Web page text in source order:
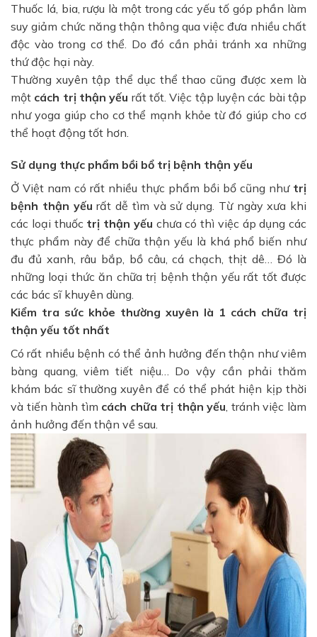
Thuốc lá, bia, rượu là một trong các yếu tố góp phần làm
suy giảm chức năng thận thông qua việc đưa nhiều chất
độc vào trong cơ thể. Do đó cần phải tránh xa những
thứ độc hại này.
Thường xuyên tập thể dục thể thao cũng được xem là
một cách trị thận yếu rất tốt. Việc tập luyện các bài tập
như yoga giúp cho cơ thể mạnh khỏe từ đó giúp cho cơ
thể hoạt động tốt hơn.
Sử dụng thực phẩm bồi bổ trị bệnh thận yếu
Ở Việt nam có rất nhiều thực phẩm bồi bổ cũng như trị
bệnh thận yếu rất dễ tìm và sử dụng. Từ ngày xưa khi
các loại thuốc trị thận yếu chưa có thì việc áp dụng các
thực phẩm này để chữa thận yếu là khá phổ biến như
đu đủ xanh, râu bắp, bồ câu, cá chạch, thịt dê… Đó là
những loại thức ăn chữa trị bệnh thận yếu rất tốt được
các bác sĩ khuyên dùng.
Kiểm tra sức khỏe thường xuyên là 1 cách chữa trị
thận yếu tốt nhất
Có rất nhiều bệnh có thể ảnh hưởng đến thận như viêm
bàng quang, viêm tiết niệu… Do vậy cần phải thăm
khám bác sĩ thường xuyên để có thể phát hiện kịp thời
và tiến hành tìm cách chữa trị thận yếu, tránh việc làm
ảnh hưởng đến thận về sau.